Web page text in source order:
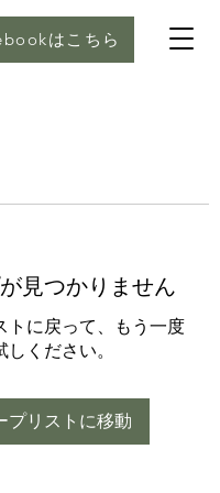
はこちら
見つかりません
トに戻って、もう一度
しください。
プリストに移動